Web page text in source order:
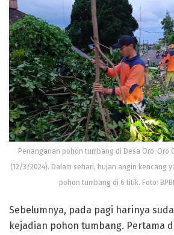
Penanganan pohon tumbang di Desa Oro-Oro
(12/3/2024). Dalam sehari, hujan angin kencang
pohon tumbang di 6 titik. Foto:
Sebelumnya, pada pagi harinya
kejadian pohon tumbang. Pertama